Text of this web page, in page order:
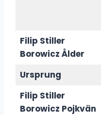
Filip Stiller
Borowicz Ålder
Ursprung
Filip Stiller
Borowicz Pojkvän